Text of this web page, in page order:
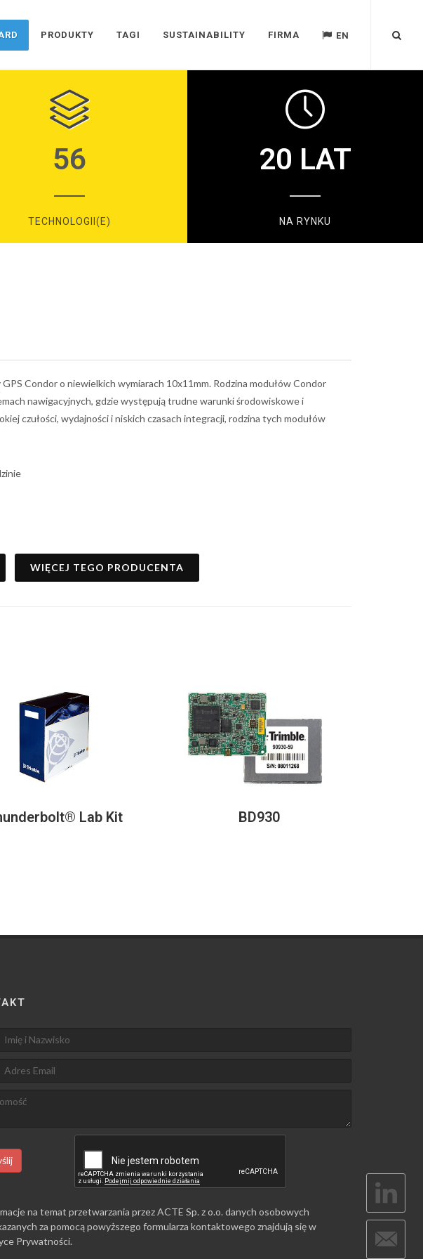
PRODUKTY TAGI SUSTAINABILITY FIRMA EN
56
TECHNOLOGII(E)
20 LAT
NA RYNKU
Condor o niewielkich wymiarach 10x11mm. Rodzina modułów Condor
nawigacyjnych, gdzie występują trudne warunki środowiskowe i
czułości, wydajności i niskich czasach integracji, rodzina tych modułów
WIĘCEJ TEGO PRODUCENTA
Lab Kit BD930
na temat przetwarzania przez ACTE Sp. z o.o. danych osobowych
za pomocą powyższego formularza kontaktowego znajdują się w
Prywatności.